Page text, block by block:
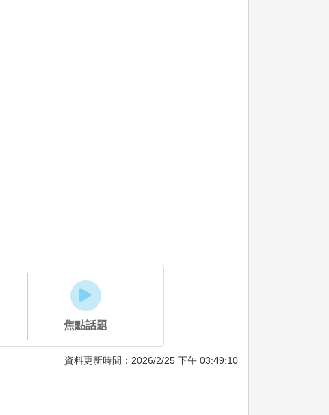
焦點話題
資料更新時間：2026/2/25 下午 03:49:10